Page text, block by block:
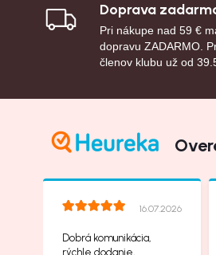
Doprava
Pri nákupe nad 59 €
dopravu ZADARMO.
členov klubu už od
16.07.2026
Dobrá komunikácia,
rýchle dodanie,